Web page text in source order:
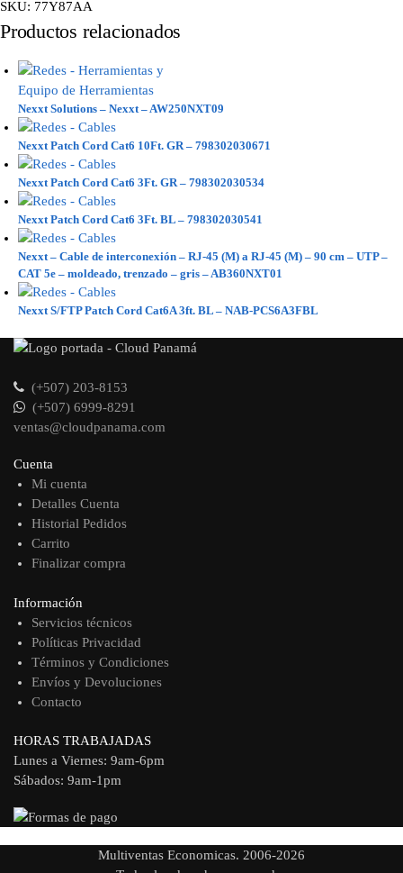
SKU: 77Y87AA
Productos relacionados
Nexxt Solutions – Nexxt – AW250NXT09
Nexxt Patch Cord Cat6 10Ft. GR – 798302030671
Nexxt Patch Cord Cat6 3Ft. GR – 798302030534
Nexxt Patch Cord Cat6 3Ft. BL – 798302030541
Nexxt – Cable de interconexión – RJ-45 (M) a RJ-45 (M) – 90 cm – UTP –
CAT 5e – moldeado, trenzado – gris – AB360NXT01
Nexxt S/FTP Patch Cord Cat6A 3ft. BL – NAB-PCS6A3FBL
(+507) 203-8153
(+507) 6999-8291
ventas@cloudpanama.com
Cuenta
Mi cuenta
Detalles Cuenta
Historial Pedidos
Carrito
Finalizar compra
Información
Servicios técnicos
Políticas Privacidad
Términos y Condiciones
Envíos y Devoluciones
Contacto
HORAS TRABAJADAS
Lunes a Viernes: 9am-6pm
Sábados: 9am-1pm
Multiventas Economicas. 2006-2026